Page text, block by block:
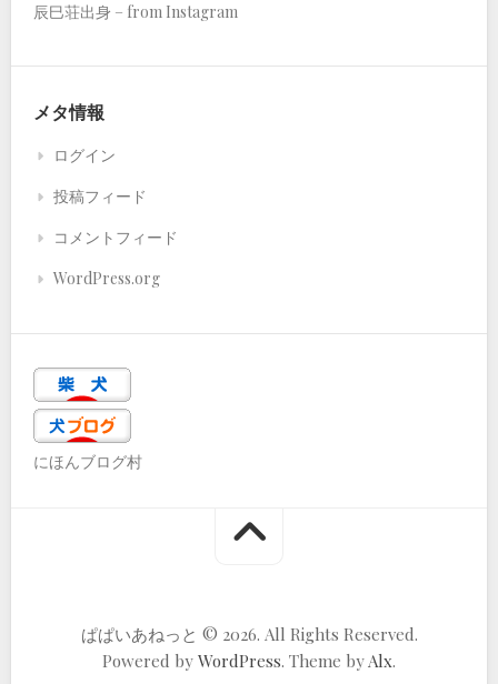
辰巳荘出身 – from Instagram
メタ情報
ログイン
投稿フィード
コメントフィード
WordPress.org
にほんブログ村
ぱぱいあねっと © 2026. All Rights Reserved.
Powered by WordPress. Theme byAlx.